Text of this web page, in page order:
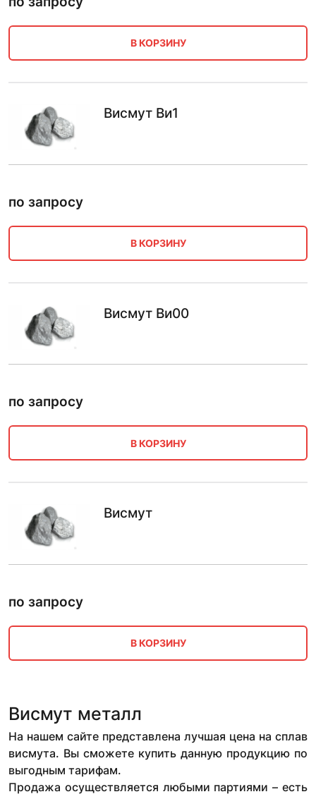
В КОРЗИНУ
Висмут Ви1
по запросу
В КОРЗИНУ
Висмут Ви00
по запросу
В КОРЗИНУ
Висмут
по запросу
В КОРЗИНУ
Висмут металл
На нашем сайте представлена лучшая цена на сплав
висмута. Вы сможете купить данную продукцию по
выгодным тарифам.
Продажа осуществляется любыми партиями – есть